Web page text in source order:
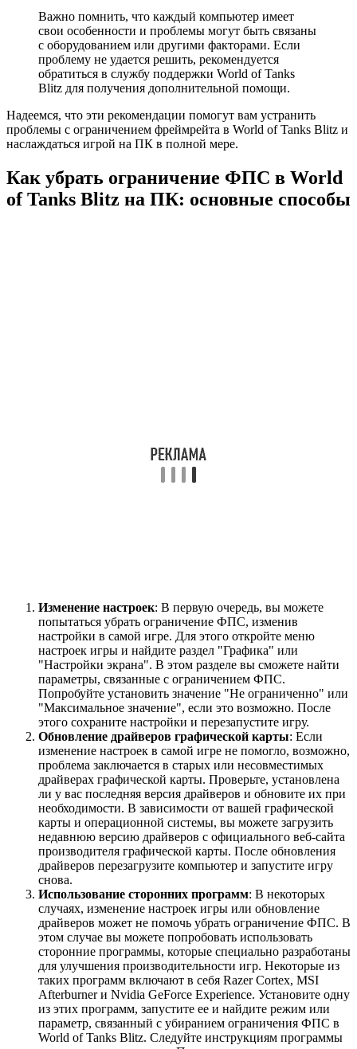
Важно помнить, что каждый компьютер имеет
свои особенности и проблемы могут быть связаны
с оборудованием или другими факторами. Если
проблему не удается решить, рекомендуется
обратиться в службу поддержки World of Tanks
Blitz для получения дополнительной помощи.
Надеемся, что эти рекомендации помогут вам устранить
проблемы с ограничением фреймрейта в World of Tanks Blitz и
наслаждаться игрой на ПК в полной мере.
Как убрать ограничение ФПС в World
of Tanks Blitz на ПК: основные способы
Изменение настроек: В первую очередь, вы можете
попытаться убрать ограничение ФПС, изменив
настройки в самой игре. Для этого откройте меню
настроек игры и найдите раздел "Графика" или
"Настройки экрана". В этом разделе вы сможете найти
параметры, связанные с ограничением ФПС.
Попробуйте установить значение "Не ограниченно" или
"Максимальное значение", если это возможно. После
этого сохраните настройки и перезапустите игру.
Обновление драйверов графической карты: Если
изменение настроек в самой игре не помогло, возможно,
проблема заключается в старых или несовместимых
драйверах графической карты. Проверьте, установлена
ли у вас последняя версия драйверов и обновите их при
необходимости. В зависимости от вашей графической
карты и операционной системы, вы можете загрузить
недавнюю версию драйверов с официального веб-сайта
производителя графической карты. После обновления
драйверов перезагрузите компьютер и запустите игру
снова.
Использование сторонних программ: В некоторых
случаях, изменение настроек игры или обновление
драйверов может не помочь убрать ограничение ФПС. В
этом случае вы можете попробовать использовать
сторонние программы, которые специально разработаны
для улучшения производительности игр. Некоторые из
таких программ включают в себя Razer Cortex, MSI
Afterburner и Nvidia GeForce Experience. Установите одну
из этих программ, запустите ее и найдите режим или
параметр, связанный с убиранием ограничения ФПС в
World of Tanks Blitz. Следуйте инструкциям программы